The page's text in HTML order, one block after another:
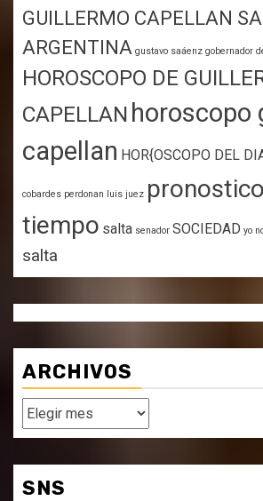
GUILLERMO CAPELLAN
ARGENTINA gustavo saáenz gobernador
HOROSCOPO DE
CAPELLAN horoscopo
capellan HOR{OSCOPO DEL
cobardes perdonan luis juez
tiempo salta senador SOCIEDAD yo
salta
ARCHIVOS
Archivos
SNS